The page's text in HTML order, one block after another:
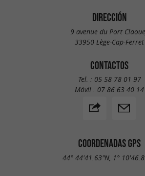
DIRECCIÓN
9 avenue du Port
33950 Lège-Cap-Ferret
CONTACTOS
Tel. : 05 58 78 01 97
Móvil : 07 86 63 40 14
COORDENADAS GPS
44° 44'41.63"N, 1°